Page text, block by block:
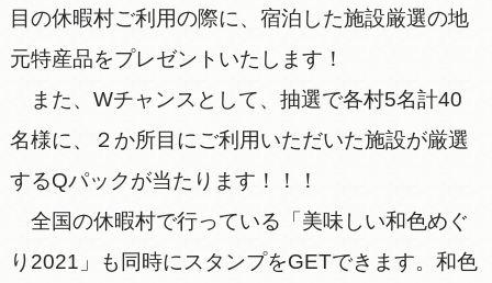
目の休暇村ご利用の際に、宿泊した施設厳選の地
元特産品をプレゼントいたします！
また、Wチャンスとして、抽選で各村5名計40
名様に、２か所目にご利用いただいた施設が厳選
するQパックが当たります！！！
全国の休暇村で行っている「美味しい和色めぐ
り2021」も同時にスタンプをGETできます。和色